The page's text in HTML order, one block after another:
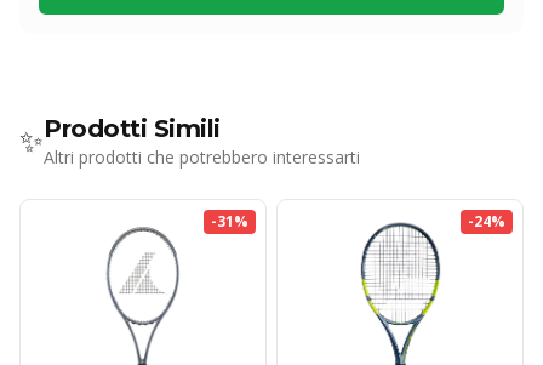
✨Prodotti Simili
Altri prodotti che potrebbero interessarti
-31% -24%